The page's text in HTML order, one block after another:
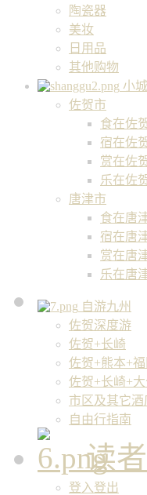
陶瓷器
美妆
日用品
其他购物
小
佐贺市
食在佐
宿在佐
赏在佐
乐在佐
唐津市
食在唐
宿在唐
赏在唐
乐在唐
自游九州
佐贺深度游
佐贺+长崎
佐贺+熊本+福
佐贺+长崎+大
市区及其它酒
自由行指南
读
登入登出